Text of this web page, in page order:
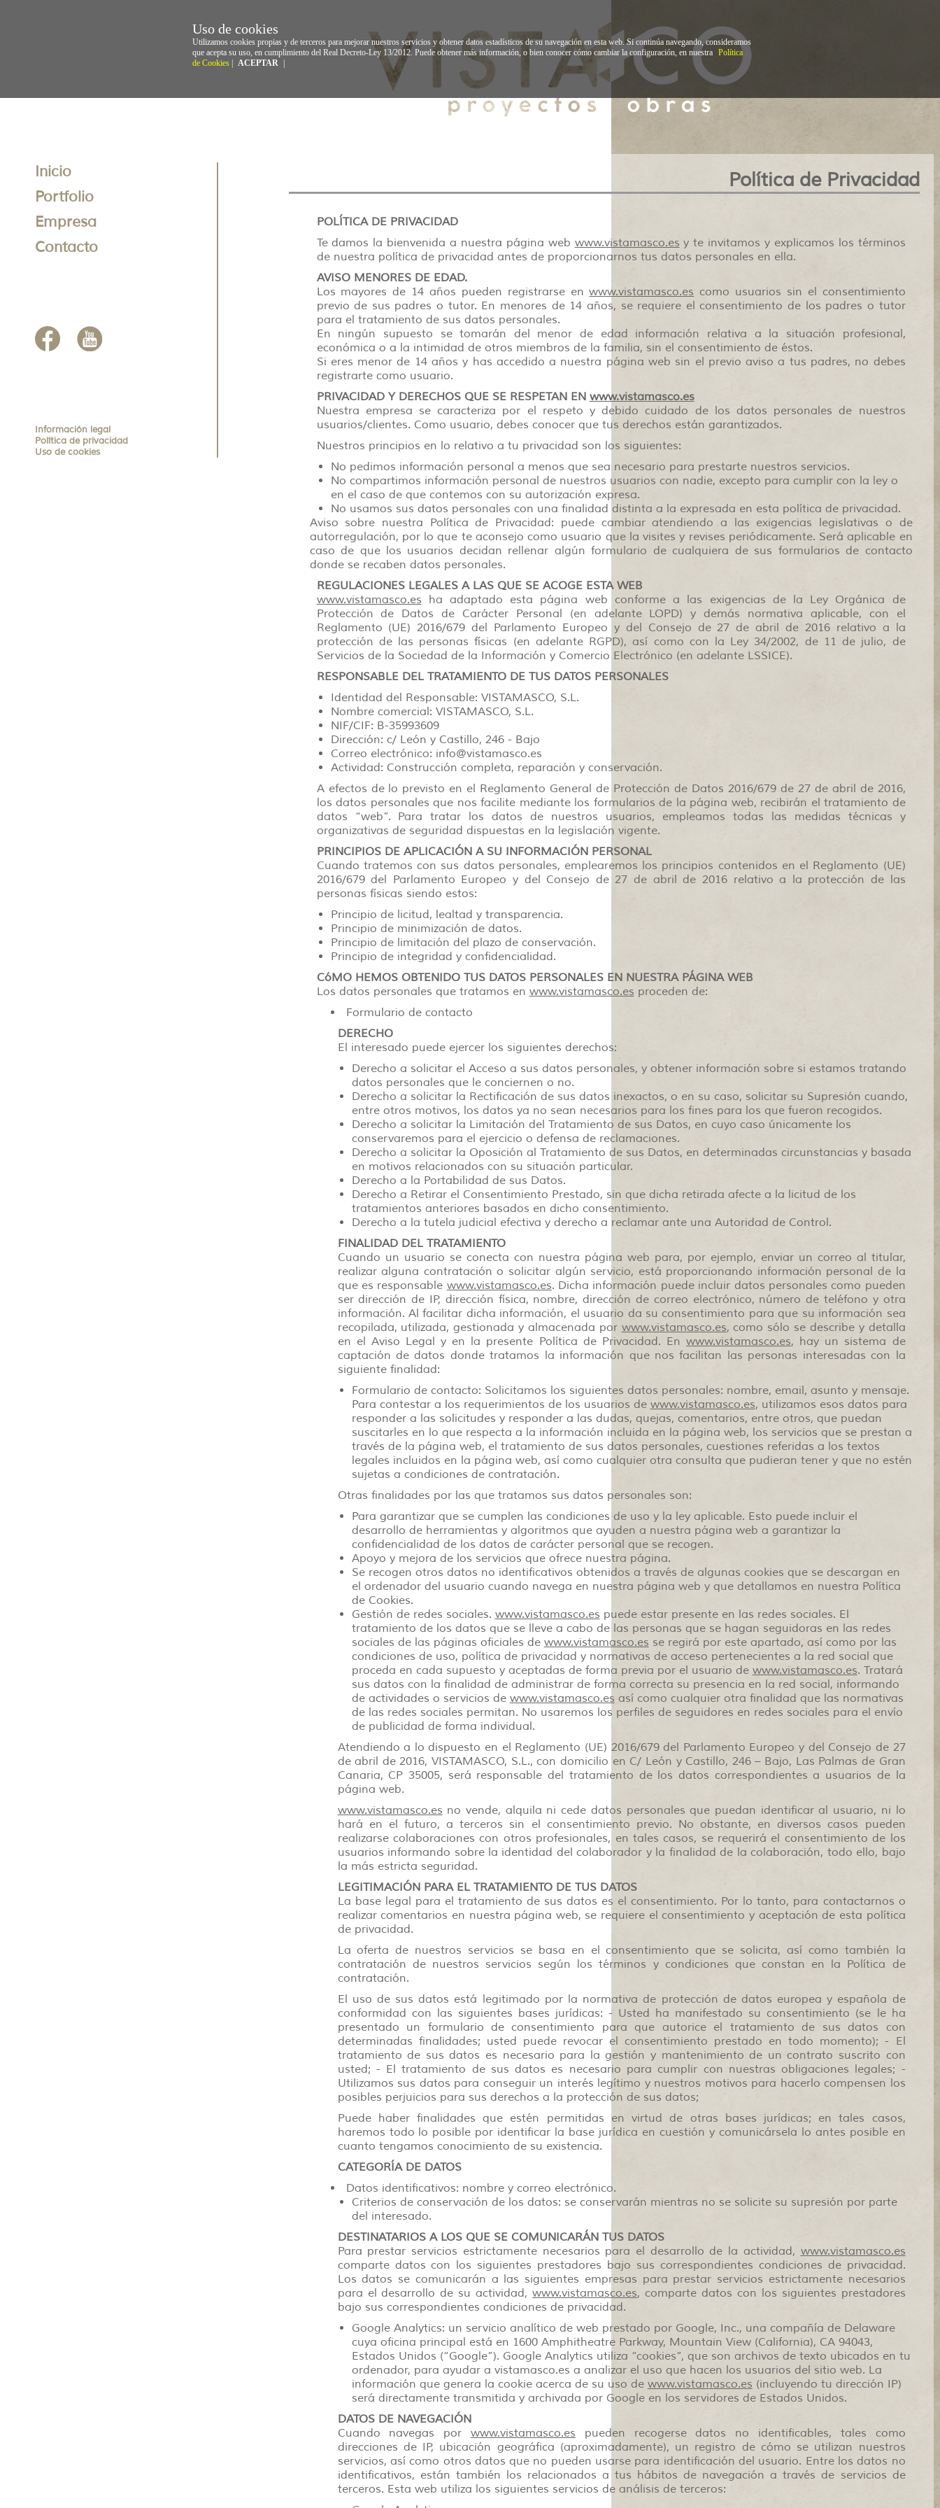
Uso de cookies
Utilizamos cookies propias y de terceros para mejorar nuestros servicios y obtener datos estadísticos de su navegación en esta web. Si continúa navegando, consideramos
que acepta su uso, en cumplimiento del Real Decreto-Ley 13/2012. Puede obtener más información, o bien conocer cómo cambiar la configuración, en nuestra Política
de Cookies| ACEPTAR
Inicio
Portfolio
Empresa
Contacto
Información legal
Política de privacidad
Uso de cookies
Política de Privacidad
POLÍTICA DE PRIVACIDAD
Te damos la bienvenida a nuestra página web www.vistamasco.es y te invitamos y explicamos los términos
de nuestra política de privacidad antes de proporcionarnos tus datos personales en ella.
AVISO MENORES DE EDAD.
Los mayores de 14 años pueden registrarse enwww.vistamasco.es como usuarios sin el consentimiento
previo de sus padres o tutor. En menores de 14 años, se requiere el consentimiento de los padres o tutor
para el tratamiento de sus datos personales.
En ningún supuesto se tomarán del menor de edad información relativa a la situación profesional,
económica o a la intimidad de otros miembros de la familia, sin el consentimiento de éstos.
Si eres menor de 14 años y has accedido a nuestra página web sin el previo aviso a tus padres, no debes
registrarte como usuario.
PRIVACIDAD Y DERECHOS QUE SE RESPETAN EN www.vistamasco.es
Nuestra empresa se caracteriza por el respeto y debido cuidado de los datos personales de nuestros
usuarios/clientes. Como usuario, debes conocer que tus derechos están garantizados.
Nuestros principios en lo relativo a tu privacidad son los siguientes:
No pedimos información personal a menos que sea necesario para prestarte nuestros servicios.
No compartimos información personal de nuestros usuarios con nadie, excepto para cumplir con la ley o
en el caso de que contemos con su autorización expresa.
No usamos sus datos personales con una finalidad distinta a la expresada en esta política de privacidad.
Aviso sobre nuestra Política de Privacidad: puede cambiar atendiendo a las exigencias legislativas o de
autorregulación, por lo que te aconsejo como usuario que la visites y revises periódicamente. Será aplicable en
caso de que los usuarios decidan rellenar algún formulario de cualquiera de sus formularios de contacto
donde se recaben datos personales.
REGULACIONES LEGALES A LAS QUE SE ACOGE ESTA WEB
www.vistamasco.es ha adaptado esta página web conforme a las exigencias de la Ley Orgánica de
Protección de Datos de Carácter Personal (en adelante LOPD) y demás normativa aplicable, con el
Reglamento (UE) 2016/679 del Parlamento Europeo y del Consejo de 27 de abril de 2016 relativo a la
protección de las personas físicas (en adelante RGPD), así como con la Ley 34/2002, de 11 de julio, de
Servicios de la Sociedad de la Información y Comercio Electrónico (en adelante LSSICE).
RESPONSABLE DEL TRATAMIENTO DE TUS DATOS PERSONALES
Identidad del Responsable: VISTAMASCO, S.L.
Nombre comercial: VISTAMASCO, S.L.
NIF/CIF: B-35993609
Dirección: c/ León y Castillo, 246 - Bajo
Correo electrónico: info@vistamasco.es
Actividad: Construcción completa, reparación y conservación.
A efectos de lo previsto en el Reglamento General de Protección de Datos 2016/679 de 27 de abril de 2016,
los datos personales que nos facilite mediante los formularios de la página web, recibirán el tratamiento de
datos “web”. Para tratar los datos de nuestros usuarios, empleamos todas las medidas técnicas y
organizativas de seguridad dispuestas en la legislación vigente.
PRINCIPIOS DE APLICACIÓN A SU INFORMACIÓN PERSONAL
Cuando tratemos con sus datos personales, emplearemos los principios contenidos en el Reglamento (UE)
2016/679 del Parlamento Europeo y del Consejo de 27 de abril de 2016 relativo a la protección de las
personas físicas siendo estos:
Principio de licitud, lealtad y transparencia.
Principio de minimización de datos.
Principio de limitación del plazo de conservación.
Principio de integridad y confidencialidad.
CóMO HEMOS OBTENIDO TUS DATOS PERSONALES EN NUESTRA PÁGINA WEB
Los datos personales que tratamos en www.vistamasco.es proceden de:
Formulario de contacto
DERECHO
El interesado puede ejercer los siguientes derechos:
Derecho a solicitar el Acceso a sus datos personales, y obtener información sobre si estamos tratando
datos personales que le conciernen o no.
Derecho a solicitar la Rectificación de sus datos inexactos, o en su caso, solicitar su Supresión cuando,
entre otros motivos, los datos ya no sean necesarios para los fines para los que fueron recogidos.
Derecho a solicitar la Limitación del Tratamiento de sus Datos, en cuyo caso únicamente los
conservaremos para el ejercicio o defensa de reclamaciones.
Derecho a solicitar la Oposición al Tratamiento de sus Datos, en determinadas circunstancias y basada
en motivos relacionados con su situación particular.
Derecho a la Portabilidad de sus Datos.
Derecho a Retirar el Consentimiento Prestado, sin que dicha retirada afecte a la licitud de los
tratamientos anteriores basados en dicho consentimiento.
Derecho a la tutela judicial efectiva y derecho a reclamar ante una Autoridad de Control.
FINALIDAD DEL TRATAMIENTO
Cuando un usuario se conecta con nuestra página web para, por ejemplo, enviar un correo al titular,
realizar alguna contratación o solicitar algún servicio, está proporcionando información personal de la
que es responsable www.vistamasco.es. Dicha información puede incluir datos personales como pueden
ser dirección de IP, dirección física, nombre, dirección de correo electrónico, número de teléfono y otra
información. Al facilitar dicha información, el usuario da su consentimiento para que su información sea
recopilada, utilizada, gestionada y almacenada por www.vistamasco.es, como sólo se describe y detalla
en el Aviso Legal y en la presente Política de Privacidad. Enwww.vistamasco.es, hay un sistema de
captación de datos donde tratamos la información que nos facilitan las personas interesadas con la
siguiente finalidad:
Formulario de contacto: Solicitamos los siguientes datos personales: nombre, email, asunto y mensaje.
Para contestar a los requerimientos de los usuarios de www.vistamasco.es, utilizamos esos datos para
responder a las solicitudes y responder a las dudas, quejas, comentarios, entre otros, que puedan
suscitarles en lo que respecta a la información incluida en la página web, los servicios que se prestan a
través de la página web, el tratamiento de sus datos personales, cuestiones referidas a los textos
legales incluidos en la página web, así como cualquier otra consulta que pudieran tener y que no estén
sujetas a condiciones de contratación.
Otras finalidades por las que tratamos sus datos personales son:
Para garantizar que se cumplen las condiciones de uso y la ley aplicable. Esto puede incluir el
desarrollo de herramientas y algoritmos que ayuden a nuestra página web a garantizar la
confidencialidad de los datos de carácter personal que se recogen.
Apoyo y mejora de los servicios que ofrece nuestra página.
Se recogen otros datos no identificativos obtenidos a través de algunas cookies que se descargan en
el ordenador del usuario cuando navega en nuestra página web y que detallamos en nuestra Política
de Cookies.
Gestión de redes sociales. www.vistamasco.es puede estar presente en las redes sociales. El
tratamiento de los datos que se lleve a cabo de las personas que se hagan seguidoras en las redes
sociales de las páginas oficiales de www.vistamasco.es se regirá por este apartado, así como por las
condiciones de uso, política de privacidad y normativas de acceso pertenecientes a la red social que
proceda en cada supuesto y aceptadas de forma previa por el usuario de www.vistamasco.es. Tratará
sus datos con la finalidad de administrar de forma correcta su presencia en la red social, informando
de actividades o servicios de www.vistamasco.es así como cualquier otra finalidad que las normativas
de las redes sociales permitan. No usaremos los perfiles de seguidores en redes sociales para el envío
de publicidad de forma individual.
Atendiendo a lo dispuesto en el Reglamento (UE) 2016/679 del Parlamento Europeo y del Consejo de 27
de abril de 2016, VISTAMASCO, S.L., con domicilio en C/ León y Castillo, 246 – Bajo, Las Palmas de Gran
Canaria, CP 35005, será responsable del tratamiento de los datos correspondientes a usuarios de la
página web.
www.vistamasco.es no vende, alquila ni cede datos personales que puedan identificar al usuario, ni lo
hará en el futuro, a terceros sin el consentimiento previo. No obstante, en diversos casos pueden
realizarse colaboraciones con otros profesionales, en tales casos, se requerirá el consentimiento de los
usuarios informando sobre la identidad del colaborador y la finalidad de la colaboración, todo ello, bajo
la más estricta seguridad.
LEGITIMACIÓN PARA EL TRATAMIENTO DE TUS DATOS
La base legal para el tratamiento de sus datos es el consentimiento. Por lo tanto, para contactarnos o
realizar comentarios en nuestra página web, se requiere el consentimiento y aceptación de esta política
de privacidad.
La oferta de nuestros servicios se basa en el consentimiento que se solicita, así como también la
contratación de nuestros servicios según los términos y condiciones que constan en la Política de
contratación.
El uso de sus datos está legitimado por la normativa de protección de datos europea y española de
conformidad con las siguientes bases jurídicas: - Usted ha manifestado su consentimiento (se le ha
presentado un formulario de consentimiento para que autorice el tratamiento de sus datos con
determinadas finalidades; usted puede revocar el consentimiento prestado en todo momento); - El
tratamiento de sus datos es necesario para la gestión y mantenimiento de un contrato suscrito con
usted; - El tratamiento de sus datos es necesario para cumplir con nuestras obligaciones legales; -
Utilizamos sus datos para conseguir un interés legítimo y nuestros motivos para hacerlo compensen los
posibles perjuicios para sus derechos a la protección de sus datos;
Puede haber finalidades que estén permitidas en virtud de otras bases jurídicas; en tales casos,
haremos todo lo posible por identificar la base jurídica en cuestión y comunicársela lo antes posible en
cuanto tengamos conocimiento de su existencia.
CATEGORÍA DE DATOS
Datos identificativos: nombre y correo electrónico.
Criterios de conservación de los datos: se conservarán mientras no se solicite su supresión por parte
del interesado.
DESTINATARIOS A LOS QUE SE COMUNICARÁN TUS DATOS
Para prestar servicios estrictamente necesarios para el desarrollo de la actividad, www.vistamasco.es
comparte datos con los siguientes prestadores bajo sus correspondientes condiciones de privacidad.
Los datos se comunicarán a las siguientes empresas para prestar servicios estrictamente necesarios
para el desarrollo de su actividad,www.vistamasco.es, comparte datos con los siguientes prestadores
bajo sus correspondientes condiciones de privacidad.
Google Analytics: un servicio analítico de web prestado por Google, Inc., una compañía de Delaware
cuya oficina principal está en 1600 Amphitheatre Parkway, Mountain View (California), CA 94043,
Estados Unidos (“Google”). Google Analytics utiliza “cookies”, que son archivos de texto ubicados en tu
ordenador, para ayudar a vistamasco.es a analizar el uso que hacen los usuarios del sitio web. La
información que genera la cookie acerca de su uso de www.vistamasco.es (incluyendo tu dirección IP)
será directamente transmitida y archivada por Google en los servidores de Estados Unidos.
DATOS DE NAVEGACIÓN
Cuando navegas por www.vistamasco.es pueden recogerse datos no identificables, tales como
direcciones de IP, ubicación geográfica (aproximadamente), un registro de cómo se utilizan nuestros
servicios, así como otros datos que no pueden usarse para identificación del usuario. Entre los datos no
identificativos, están también los relacionados a tus hábitos de navegación a través de servicios de
terceros. Esta web utiliza los siguientes servicios de análisis de terceros: